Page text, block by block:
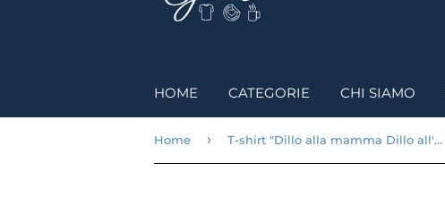
HOME CATEGORIE CHI SIAMO
Home › T-shirt "Dillo alla mamma Dillo all'avvocato"